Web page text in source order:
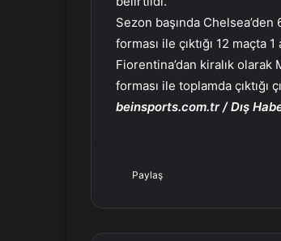
Sezon başında
forması ile çıktığı 12
Fiorentina’dan kiralık olarak
forması ile toplamda çıktığı
beinsports.com.tr / Dış
Paylaş